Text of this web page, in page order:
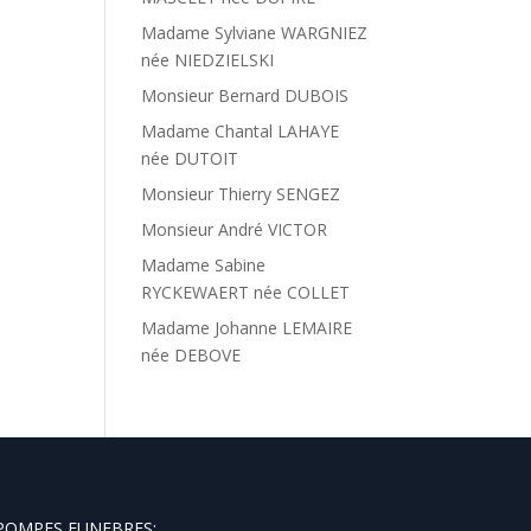
Madame Sylviane WARGNIEZ
née NIEDZIELSKI
Monsieur Bernard DUBOIS
Madame Chantal LAHAYE
née DUTOIT
Monsieur Thierry SENGEZ
Monsieur André VICTOR
Madame Sabine
RYCKEWAERT née COLLET
Madame Johanne LEMAIRE
née DEBOVE